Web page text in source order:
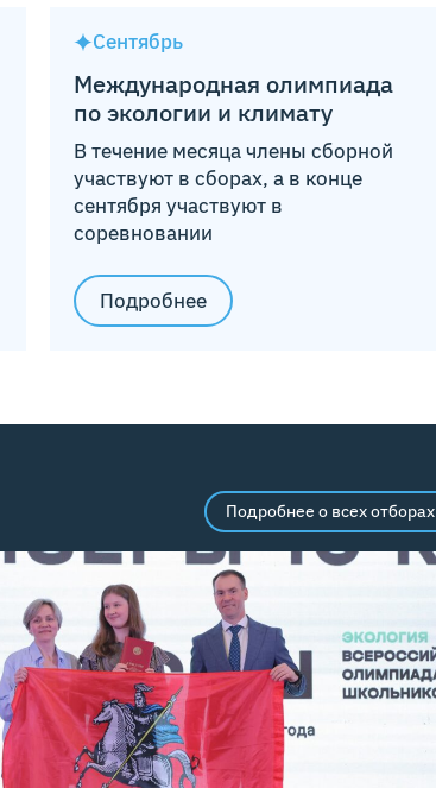
Сентябрь
Международная олимпиада
по экологии и климату
В течение месяца члены сборной
участвуют в сборах, а в конце
сентября участвуют в
соревновании
Подробнее
Подробнее о всех отборах